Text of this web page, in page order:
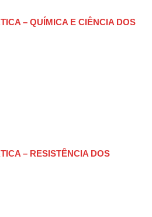
– QUÍMICA E CIÊNCIA DOS
– RESISTÊNCIA DOS